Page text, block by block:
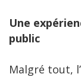
Une
public
Malgré tout,